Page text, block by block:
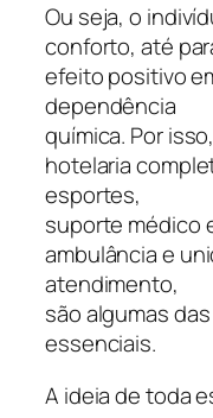
Ou seja, o
conforto, até
efeito positivo
dependência
química. Por
hotelaria
esportes,
suporte médico
ambulância e
atendimento,
são algumas
essenciais.
A ideia de toda